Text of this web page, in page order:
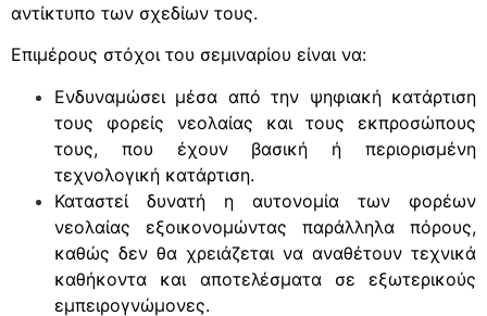
αντίκτυπο των σχεδίων τους.
Επιμέρους στόχοι του σεμιναρίου είναι να:
Ενδυναμώσει μέσα από την ψηφιακή κατάρτιση
τους φορείς νεολαίας και τους εκπροσώπους
τους, που έχουν βασική ή περιορισμένη
τεχνολογική κατάρτιση.
Καταστεί δυνατή η αυτονομία των φορέων
νεολαίας εξοικονομώντας παράλληλα πόρους,
καθώς δεν θα χρειάζεται να αναθέτουν τεχνικά
καθήκοντα και αποτελέσματα σε εξωτερικούς
εμπειρογνώμονες.